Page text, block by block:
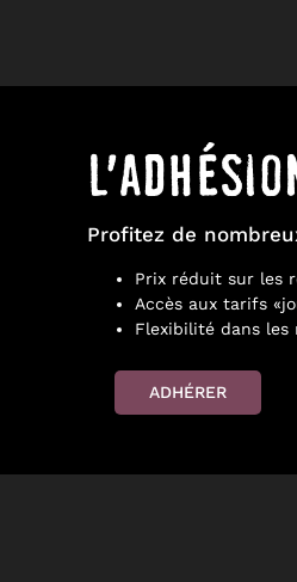
Profitez de
Prix réduit sur les
Accès aux tarifs
Flexibilité dans les
ADHÉRER